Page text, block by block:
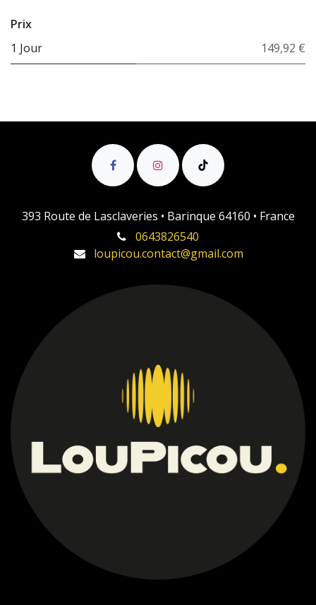
Prix
1 Jour
149,92 €
393 Route de Lasclaveries • Barinque 64160 • France
0643826540
loupicou.contact@gmail.com